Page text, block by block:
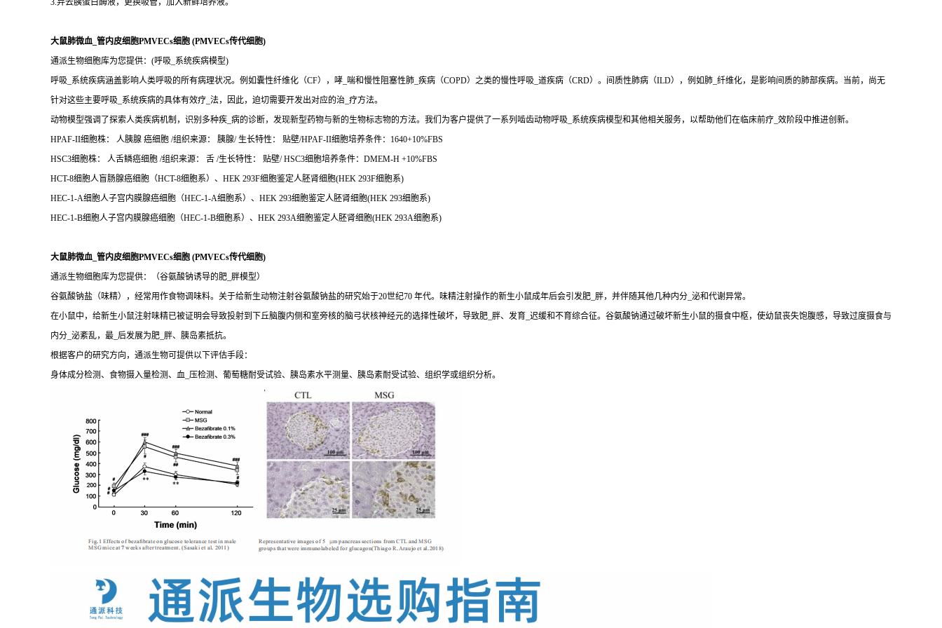
3.弃去胰蛋白酶液，更换吸管，加入新鲜培养液。
大鼠肺微血_管内皮细胞PMVECs细胞 (PMVECs传代细胞)
通派生物细胞库为您提供：(呼吸_系统疾病模型)
呼吸_系统疾病涵盖影响人类呼吸的所有病理状况。例如囊性纤维化（CF），哮_喘和慢性阻塞性肺_疾病（COPD）之类的慢性呼吸_道疾病（CRD）。间质性肺病（ILD），例如肺_纤维化，是影响间质的肺部疾病。当前，尚无
针对这些主要呼吸_系统疾病的具体有效疗_法，因此，迫切需要开发出对应的治_疗方法。
动物模型强调了探索人类疾病机制，识别多种疾_病的诊断，发现新型药物与新的生物标志物的方法。我们为客户提供了一系列啮齿动物呼吸_系统疾病模型和其他相关服务，以帮助他们在临床前疗_效阶段中推进创新。
HPAF-II细胞株： 人胰腺 癌细胞 /组织来源： 胰腺/ 生长特性： 贴壁/HPAF-II细胞培养条件：1640+10%FBS
HSC3细胞株： 人舌鳞癌细胞 /组织来源： 舌 /生长特性： 贴壁/ HSC3细胞培养条件：DMEM-H +10%FBS
HCT-8细胞人盲肠腺癌细胞（HCT-8细胞系）、HEK 293F细胞鉴定人胚肾细胞(HEK 293F细胞系)
HEC-1-A细胞人子宫内膜腺癌细胞（HEC-1-A细胞系）、HEK 293细胞鉴定人胚肾细胞(HEK 293细胞系)
HEC-1-B细胞人子宫内膜腺癌细胞（HEC-1-B细胞系）、HEK 293A细胞鉴定人胚肾细胞(HEK 293A细胞系)
大鼠肺微血_管内皮细胞PMVECs细胞 (PMVECs传代细胞)
通派生物细胞库为您提供：（谷氨酸钠诱导的肥_胖模型）
谷氨酸钠盐（味精），经常用作食物调味料。关于给新生动物注射谷氨酸钠盐的研究始于20世纪70 年代。味精注射操作的新生小鼠成年后会引发肥_胖，并伴随其他几种内分_泌和代谢异常。
在小鼠中，给新生小鼠注射味精已被证明会导致投射到下丘脑腹内侧和室旁核的脑弓状核神经元的选择性破坏，导致肥_胖、发育_迟缓和不育综合征。谷氨酸钠通过破坏新生小鼠的摄食中枢，使幼鼠丧失饱腹感，导致过度摄食与
内分_泌紊乱，最_后发展为肥_胖、胰岛素抵抗。
根据客户的研究方向，通派生物可提供以下评估手段：
身体成分检测、食物摄入量检测、血_压检测、葡萄糖耐受试验、胰岛素水平测量、胰岛素耐受试验、组织学或组织分析。